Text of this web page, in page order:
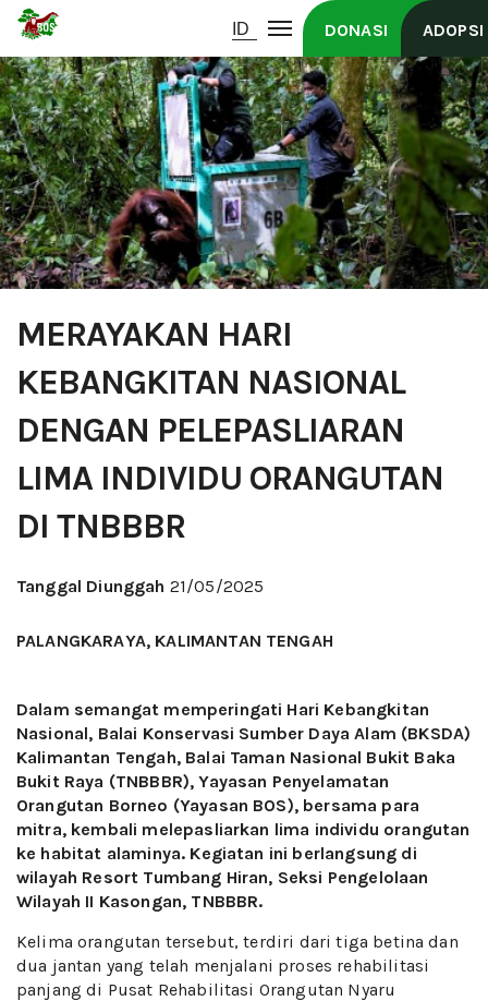
DONASI ADOPSI
MERAYAKAN HARI
KEBANGKITAN NASIONAL
DENGAN PELEPASLIARAN
LIMA INDIVIDU ORANGUTAN
DI TNBBBR
Tanggal Diunggah 21/05/2025
PALANGKARAYA, KALIMANTAN TENGAH
Dalam semangat memperingati Hari Kebangkitan
Nasional, Balai Konservasi Sumber Daya Alam (BKSDA)
Kalimantan Tengah, Balai Taman Nasional Bukit Baka
Bukit Raya (TNBBBR), Yayasan Penyelamatan
Orangutan Borneo (Yayasan BOS), bersama para
mitra, kembali melepasliarkan lima individu orangutan
ke habitat alaminya. Kegiatan ini berlangsung di
wilayah Resort Tumbang Hiran, Seksi Pengelolaan
Wilayah II Kasongan, TNBBBR.
Kelima orangutan tersebut, terdiri dari tiga betina dan
dua jantan yang telah menjalani proses rehabilitasi
panjang di Pusat Rehabilitasi Orangutan Nyaru